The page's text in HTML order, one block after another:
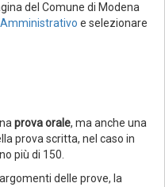
del Comune di Modena
e selezionare
prova orale, ma anche una
prova scritta, nel caso in
più di 150.
delle prove, la